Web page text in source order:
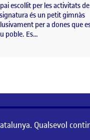
escollit per les activitats de
és un petit gimnàs
per a dones que
poble. Es…
Qualsevol